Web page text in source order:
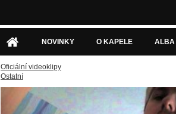
NOVINKY O KAPELE ALBA
Oficiální videoklipy
Ostatní